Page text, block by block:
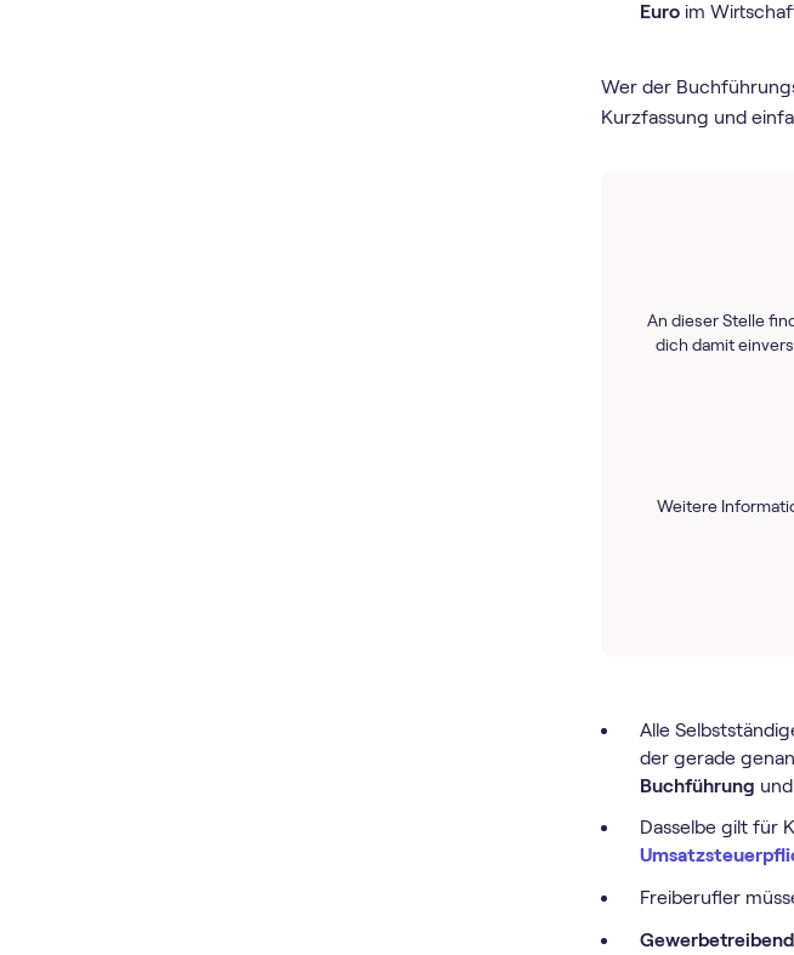
Euroim
Wer der
Kurzfassung und
An dieser Stelle
dich damit
Weitere
Alle
der gerade
Buchführung
Dasselbe gilt für
Freiberufler